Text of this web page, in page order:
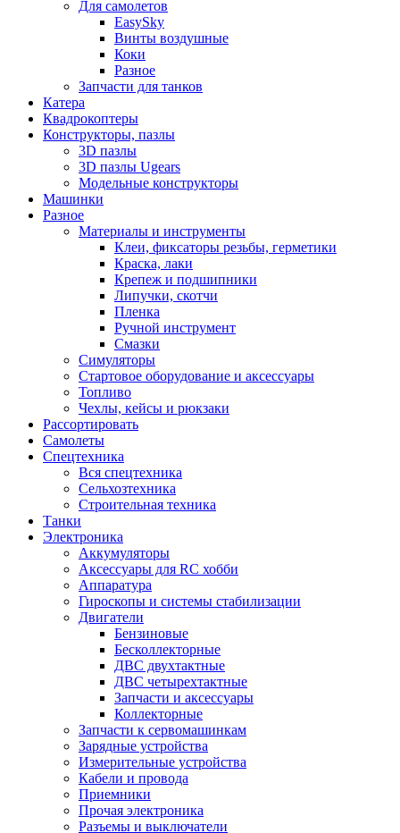
Для самолетов
EasySky
Винты воздушные
Коки
Разное
Запчасти для танков
Катера
Квадрокоптеры
Конструкторы, пазлы
3D пазлы
3D пазлы Ugears
Модельные конструкторы
Машинки
Разное
Материалы и инструменты
Клеи, фиксаторы резьбы, герметики
Краска, лаки
Крепеж и подшипники
Липучки, скотчи
Пленка
Ручной инструмент
Смазки
Симуляторы
Стартовое оборудование и аксессуары
Топливо
Чехлы, кейсы и рюкзаки
Рассортировать
Самолеты
Спецтехника
Вся спецтехника
Сельхозтехника
Строительная техника
Танки
Электроника
Аккумуляторы
Аксессуары для RC хобби
Аппаратура
Гироскопы и системы стабилизации
Двигатели
Бензиновые
Бесколлекторные
ДВС двухтактные
ДВС четырехтактные
Запчасти и аксессуары
Коллекторные
Запчасти к сервомашинкам
Зарядные устройства
Измерительные устройства
Кабели и провода
Приемники
Прочая электроника
Разъемы и выключатели